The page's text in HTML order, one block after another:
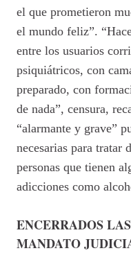
el que prometieron
el mundo feliz”.
entre los usuarios
psiquiátricos, con
preparado, con
de nada”, censura,
“alarmante y grave”
necesarias para tratar
personas que tienen
adicciones como
ENCERRADOS
MANDATO